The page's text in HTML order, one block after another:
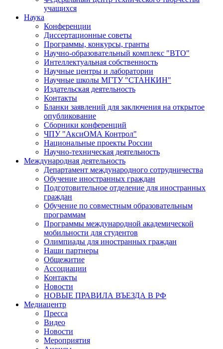
учащихся
Наука
Конференции
Диссертационные советы
Программы, конкурсы, гранты
Научно-образовательный комплекс "ВТО"
Интеллектуальная собственность
Научные центры и лаборатории
Научные школы МГТУ "СТАНКИН"
Издательская деятельность
Контакты
Бланки заявлений для заключения на открытое
опубликование
Сборники конференций
ЧПУ "АксиОМА Контрол"
Национальные проекты России
Научно-техническая деятельность
Международная деятельность
Департамент международного сотрудничества
Обучение иностранных граждан
Подготовительное отделение для иностранных
граждан
Обучение по совместным образовательным
программам
Программы международной академической
мобильности для студентов
Олимпиады для иностранных граждан
Наши партнеры
Общежитие
Ассоциации
Контакты
Новости
НОВЫЕ ПРАВИЛА ВЪЕЗДА В РФ
Медиацентр
Пресса
Видео
Новости
Мероприятия